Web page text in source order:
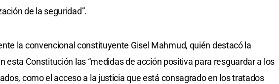
de la seguridad”.
la convencional constituyente Gisel Mahmud, quién destacó la
esta Constitución las “medidas de acción positiva para resguardar a los
como el acceso a la justicia que está consagrado en los tratados